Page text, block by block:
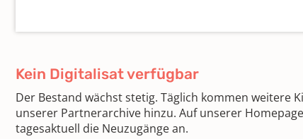
Kein Digitalisat verfügbar
Der Bestand wächst stetig. Täglich kommen weitere
unserer Partnerarchive hinzu. Auf unserer
tagesaktuell die Neuzugänge an.